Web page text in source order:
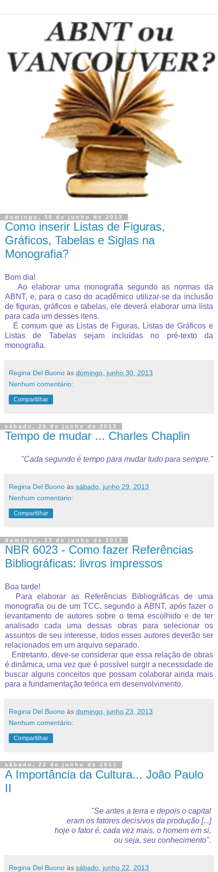
domingo, 30 de junho de 2013
Como inserir Listas de Figuras,
Gráficos, Tabelas e Siglas na
Monografia?
Bom dia!
Ao elaborar uma monografia segundo as normas da
ABNT, e, para o caso do acadêmico utilizar-se da inclusão
de figuras, gráficos e tabelas, ele deverá elaborar uma lista
para cada um desses itens.
É comum que as Listas de Figuras, Listas de Gráficos e
Listas de Tabelas sejam incluídas no pré-texto da
monografia.
Regina Del Buono às domingo, junho 30, 2013
Nenhum comentário:
Compartilhar
sábado, 29 de junho de 2013
Tempo de mudar ... Charles Chaplin
"Cada segundo é tempo para mudar tudo para sempre."
Regina Del Buono às sábado, junho 29, 2013
Nenhum comentário:
Compartilhar
domingo, 23 de junho de 2013
NBR 6023 - Como fazer Referências
Bibliográficas: livros impressos
Boa tarde!
Para elaborar as Referências Bibliográficas de uma
monografia ou de um TCC, segundo a ABNT, após fazer o
levantamento de autores sobre o tema escolhido e de ter
analisado cada uma dessas obras para selecionar os
assuntos de seu interesse, todos esses autores deverão ser
relacionados em um arquivo separado.
Entretanto, deve-se considerar que essa relação de obras
é dinâmica, uma vez que é possível surgir a necessidade de
buscar alguns conceitos que possam colaborar ainda mais
para a fundamentação teórica em desenvolvimento.
Regina Del Buono às domingo, junho 23, 2013
Nenhum comentário:
Compartilhar
sábado, 22 de junho de 2013
A Importância da Cultura... João Paulo
II
"Se antes a terra e depois o capital
eram os fatores decisivos da produção [...]
hoje o fator é, cada vez mais, o homem em si,
ou seja, seu conhecimento".
Regina Del Buono às sábado, junho 22, 2013